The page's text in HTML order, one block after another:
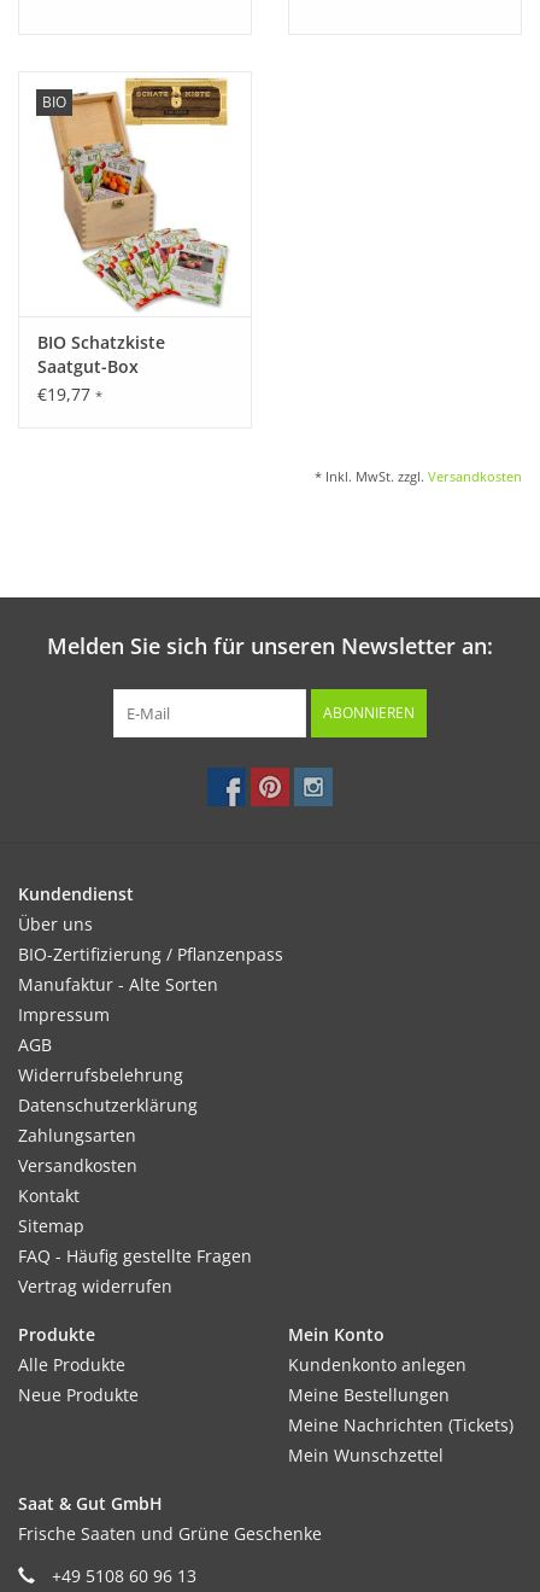
BIO
BIO Schatzkiste
Saatgut-Box
€19,77 *
* Inkl. MwSt. zzgl. Versandkosten
Melden Sie sich für unseren Newsletter an:
ABONNIEREN
Kundendienst
Über uns
BIO-Zertifizierung / Pflanzenpass
Manufaktur - Alte Sorten
Impressum
AGB
Widerrufsbelehrung
Datenschutzerklärung
Zahlungsarten
Versandkosten
Kontakt
Sitemap
FAQ - Häufig gestellte Fragen
Vertrag widerrufen
Produkte
Alle Produkte
Neue Produkte
Mein Konto
Kundenkonto anlegen
Meine Bestellungen
Meine Nachrichten (Tickets)
Mein Wunschzettel
Saat & Gut GmbH
Frische Saaten und Grüne Geschenke
+49 5108 60 96 13